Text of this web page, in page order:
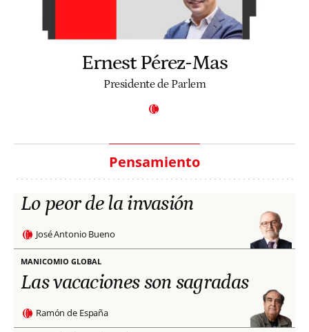
Ernest Pérez-Mas
Presidente de Parlem
Pensamiento
Lo peor de la invasión
José Antonio Bueno
MANICOMIO GLOBAL
Las vacaciones son sagradas
Ramón de España